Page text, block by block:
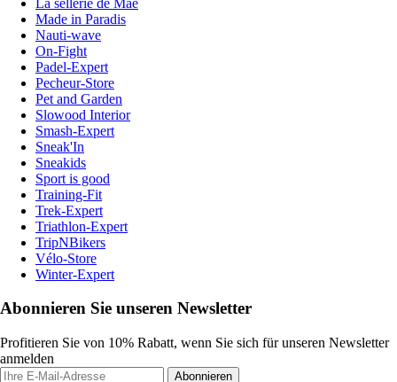
Made in Paradis
Nauti-wave
On-Fight
Padel-Expert
Pecheur-Store
Pet and Garden
Slowood Interior
Smash-Expert
Sneak'In
Sneakids
Sport is good
Training-Fit
Trek-Expert
Triathlon-Expert
TripNBikers
Vélo-Store
Winter-Expert
Abonnieren Sie unseren Newsletter
Profitieren Sie von 10% Rabatt, wenn Sie sich für unseren Newsletter
anmelden
Abonnieren